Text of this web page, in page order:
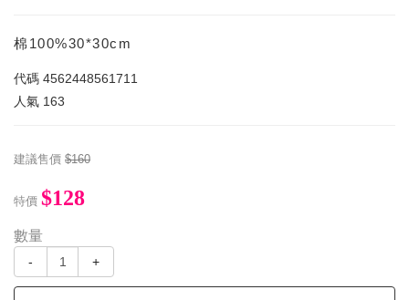
棉100%30*30cm
代碼 4562448561711
人氣 163
建議售價 $160
特價 $128
數量
- +